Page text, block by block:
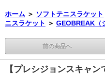
ホーム ＞ ソフトテニスラケット
ニスラケット ＞ GEOBREAK（
前の商品へ
【プレシジョンスキャ